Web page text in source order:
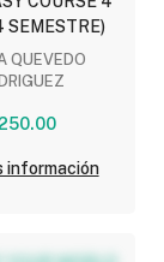
SEMESTRE)
QUEVEDO
información